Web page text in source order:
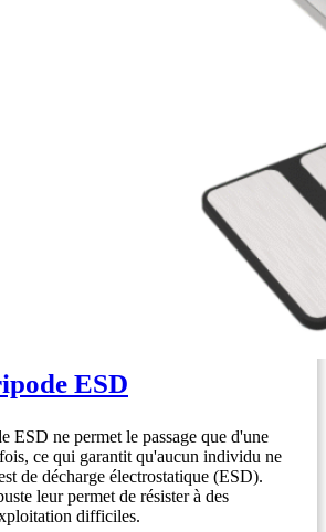
ESD
ESD ne permet le passage que d'une
ce qui garantit qu'aucun individu ne
de décharge électrostatique (ESD).
leur permet de résister à des
difficiles.